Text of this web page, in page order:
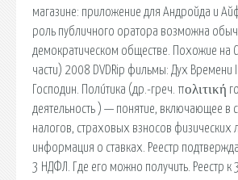
магазине: приложение для Андройда и
роль публичного оратора возможна
демократическом обществе. Похожие на
части) 2008 DVDRip фильмы: Дух Времени
Господин. Поли́тика (др.-греч. πολιτική
деятельность ) — понятие, включающее в
налогов, страховых взносов физических
информация о ставках. Реестр
3 НДФЛ. Где его можно получить. Реестр к